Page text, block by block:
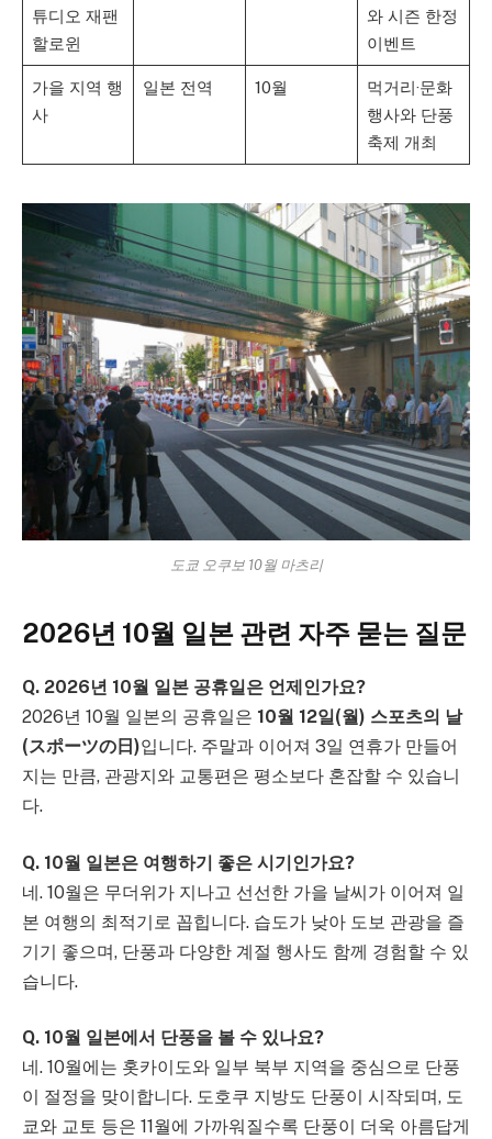
튜디오 재팬
할로윈
와 시즌 한정
이벤트
가을 지역 행
사
일본 전역 10월
먹거리·문화
행사와 단풍
축제 개최
도쿄 오쿠보 10월 마츠리
2026년 10월 일본 관련 자주 묻는 질문
Q. 2026년 10월 일본 공휴일은 언제인가요?
2026년 10월 일본의 공휴일은 10월 12일(월) 스포츠의 날
(スポーツの日)입니다. 주말과 이어져 3일 연휴가 만들어
지는 만큼, 관광지와 교통편은 평소보다 혼잡할 수 있습니
다.
Q. 10월 일본은 여행하기 좋은 시기인가요?
네. 10월은 무더위가 지나고 선선한 가을 날씨가 이어져 일
본 여행의 최적기로 꼽힙니다. 습도가 낮아 도보 관광을 즐
기기 좋으며, 단풍과 다양한 계절 행사도 함께 경험할 수 있
습니다.
Q. 10월 일본에서 단풍을 볼 수 있나요?
네. 10월에는 홋카이도와 일부 북부 지역을 중심으로 단풍
이 절정을 맞이합니다. 도호쿠 지방도 단풍이 시작되며, 도
쿄와 교토 등은 11월에 가까워질수록 단풍이 더욱 아름답게